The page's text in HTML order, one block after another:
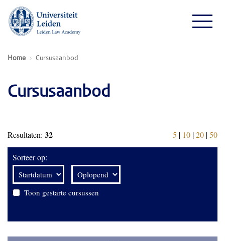
Home Cursusaanbod
Cursusaanbod
Resultaten: 32 5 | 10 |20 |50
Sorteer op:
Toon gestarte cursussen